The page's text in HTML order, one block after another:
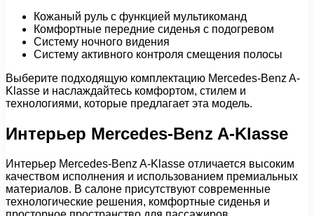
Кожаный руль с функцией мультикоманд
Комфортные передние сиденья с подогревом
Систему ночного видения
Систему активного контроля смещения полосы
Выберите подходящую комплектацию Mercedes-Benz A-
Klasse и наслаждайтесь комфортом, стилем и
технологиями, которые предлагает эта модель.
Интерьер Mercedes-Benz A-Klasse
Интерьер Mercedes-Benz A-Klasse отличается высоким
качеством исполнения и использованием премиальных
материалов. В салоне присутствуют современные
технологические решения, комфортные сиденья и